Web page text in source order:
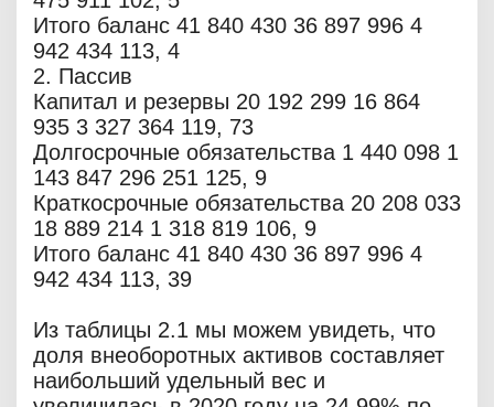
Итого баланс 41 840 430 36 897 996 4
942 434 113, 4
2. Пассив
Капитал и резервы 20 192 299 16 864
935 3 327 364 119, 73
Долгосрочные обязательства 1 440 098 1
143 847 296 251 125, 9
Краткосрочные обязательства 20 208 033
18 889 214 1 318 819 106, 9
Итого баланс 41 840 430 36 897 996 4
942 434 113, 39
Из таблицы 2.1 мы можем увидеть, что
доля внеоборотных активов составляет
наибольший удельный вес и